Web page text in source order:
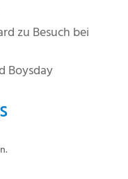
zu Besuch bei
Boysday